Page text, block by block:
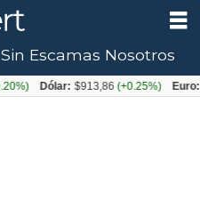
Sin Escamas Nosotros
Dólar: $913,86(+0.25%) Euro: